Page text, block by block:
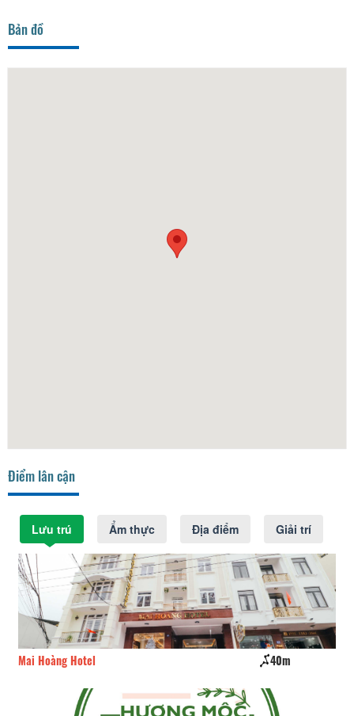
Bản đồ
Điểm lân cận
Lưu trú Ẩm thực Địa điểm Giải trí